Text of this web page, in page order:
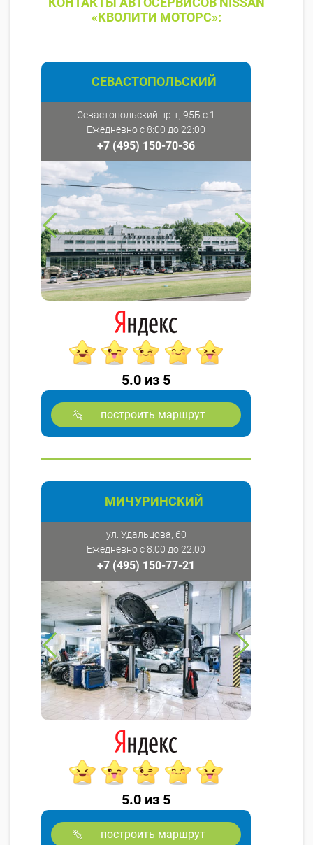
«КВОЛИТИ МОТОРС»:
СЕВАСТОПОЛЬСКИЙ
Севастопольский пр-т, 95Б с.1
Ежедневно с 8:00 до 22:00
+7 (495) 150-70-36
5.0 из 5
построить маршрут
МИЧУРИНСКИЙ
ул. Удальцова, 60
Ежедневно с 8:00 до 22:00
+7 (495) 150-77-21
5.0 из 5
построить маршрут